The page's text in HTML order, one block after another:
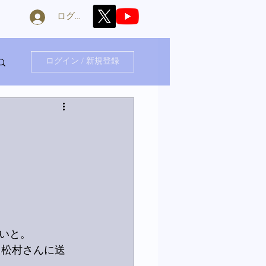
ログイン
ログイン / 新規登録
と。
村さんに送